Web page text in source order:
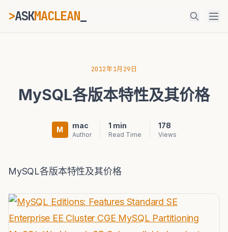
>ASKMACLEAN_
⌘K Ctrl+K
2012年1月29日
MySQL各版本特性及其价格
M mac
Author
1 min
Read Time
178
Views
MySQL各版本特性及其价格